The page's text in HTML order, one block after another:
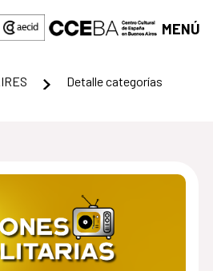
MENÚ
Detalle categorías